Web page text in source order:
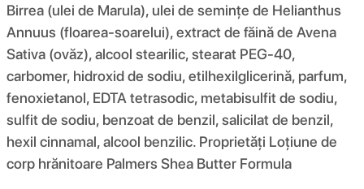
Birrea (ulei de Marula), ulei de semințe de Helianthus
Annuus (floarea-soarelui), extract de făină de Avena
Sativa (ovăz), alcool stearilic, stearat PEG-40,
carbomer, hidroxid de sodiu, etilhexilglicerină, parfum,
fenoxietanol, EDTA tetrasodic, metabisulfit de sodiu,
sulfit de sodiu, benzoat de benzil, salicilat de benzil,
hexil cinnamal, alcool benzilic. Proprietăți Loțiune de
corp hrănitoare Palmers Shea Butter Formula